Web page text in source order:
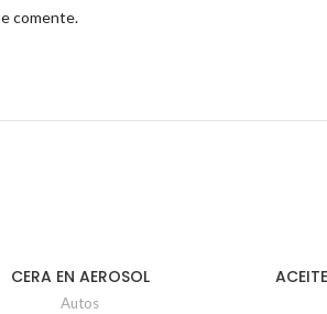
comente.
CERA EN AEROSOL
UD x 480ml
Autos